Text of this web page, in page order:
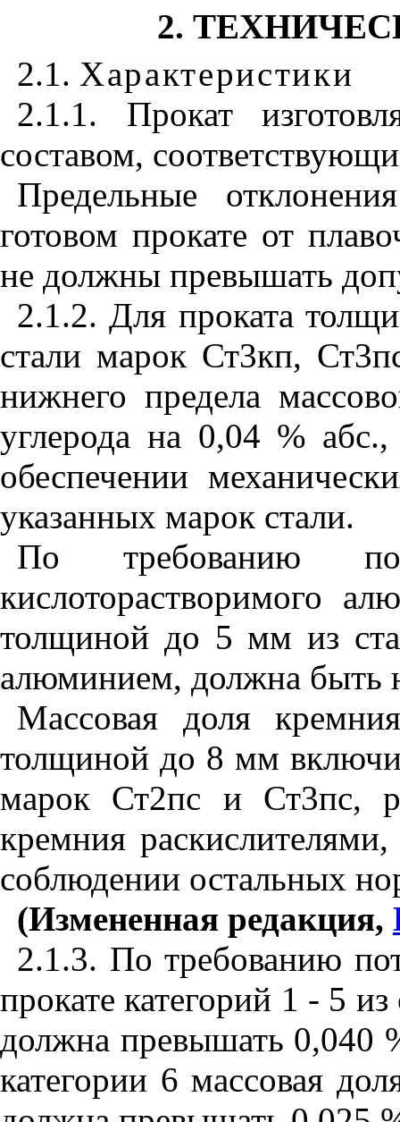
2.
2.1. Характеристики
2.1.1. Прокат
составом,
Предельные
готовом прокате от
не должны превышать
2.1.2. Для проката
стали марок Ст3кп,
нижнего предела
углерода на 0,04 %
обеспечении
указанных марок стали.
По требованию
кислоторастворимого
толщиной до 5 мм из
алюминием, должна быть
Массовая доля
толщиной до 8 мм
марок Ст2пс и Ст3пс,
кремния
соблюдении остальных
(Измененная редакция,
2.1.3. По требованию
прокате категорий 1 - 5
должна превышать 0,040
категории 6 массовая